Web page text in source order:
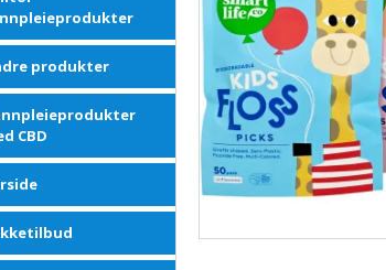
produkter
CBD